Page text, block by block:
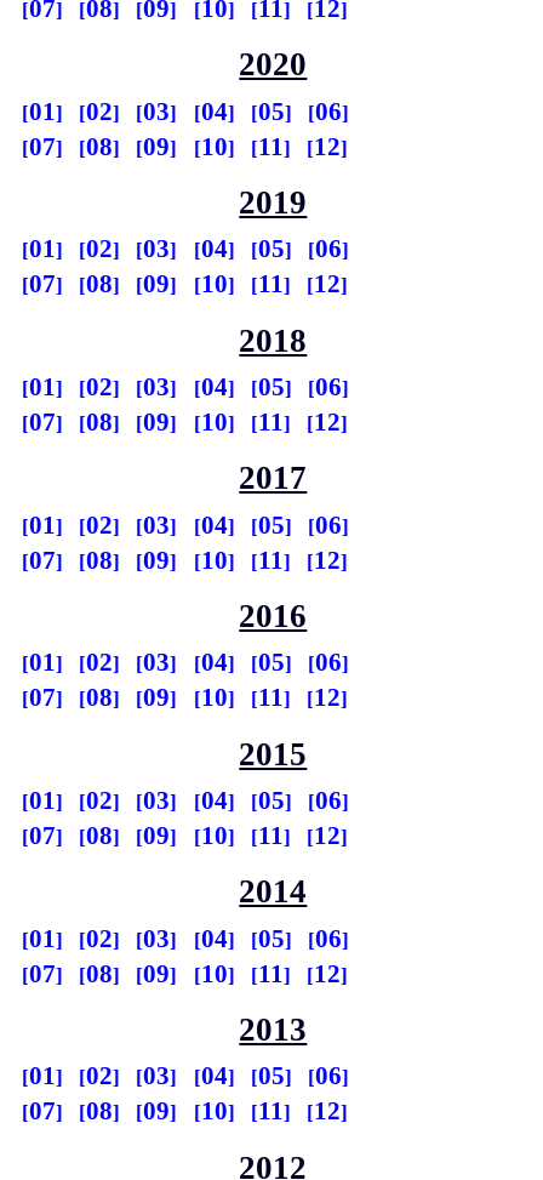
07 08 09 10 11 12
2020
01 02 03 04 05
06
07
08 09 10 11 12
2019
01 02 03 04 05
06
07
08 09 10 11 12
2018
01 02 03 04 05
06
07
08 09 10 11 12
2017
01 02 03 04 05
06
07
08 09 10 11 12
2016
01 02 03 04 05
06
07
08 09 10 11 12
2015
01 02 03 04 05
06
07
08 09 10 11 12
2014
01 02 03 04 05
06
07
08 09 10 11 12
2013
01 02 03 04 05
06
07
08 09 10 11 12
2012